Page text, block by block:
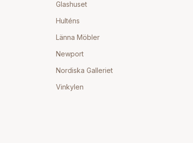
Glashuset
Hulténs
Länna Möbler
Newport
Nordiska Galleriet
Vinkylen